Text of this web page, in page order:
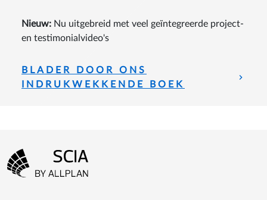
Nieuw: Nu uitgebreid met veel geïntegreerde project-
en testimonialvideo's
BLADER DOOR ONS
INDRUKWEKKENDE BOEK
Footer-menu